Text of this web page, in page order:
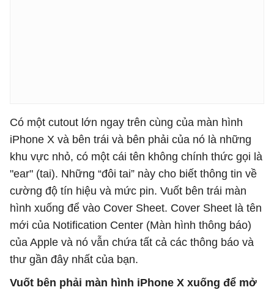
Có một cutout lớn ngay trên cùng của màn hình
iPhone X và bên trái và bên phải của nó là những
khu vực nhỏ, có một cái tên không chính thức gọi là
"ear" (tai). Những “đôi tai” này cho biết thông tin về
cường độ tín hiệu và mức pin. Vuốt bên trái màn
hình xuống để vào Cover Sheet. Cover Sheet là tên
mới của Notification Center (Màn hình thông báo)
của Apple và nó vẫn chứa tất cả các thông báo và
thư gần đây nhất của bạn.
Vuốt bên phải màn hình iPhone X xuống để mở